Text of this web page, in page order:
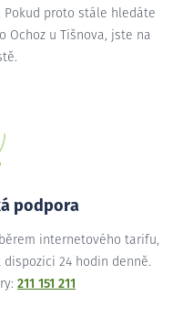
Pokud proto stále hledáte
Ochoz u Tišnova, jste na
podpora
internetového tarifu,
24 hodin denně.
211 151 211